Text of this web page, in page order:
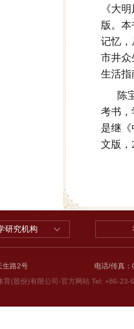
《大
版。
记忆
市井
生活指
陈
考书
是继
文版，
研究机构
生路2号
电话/传真
育(股份)有限公司-官方网站 Tel: +86-23-